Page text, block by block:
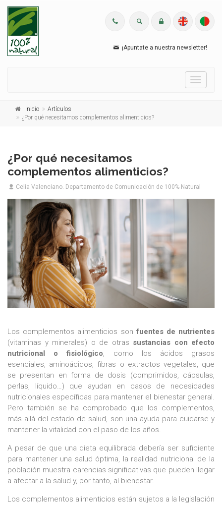
¡Apuntate a nuestra newsletter!
Menu
Inicio
Artículos
¿Por qué necesitamos complementos alimenticios?
¿Por qué necesitamos
complementos alimenticios?
Celia Valenciano. Departamento de Comunicación de 100% Natural
Los complementos alimenticios sonfuentes de nutrientes
(vitaminas y minerales) o de otras sustancias con efecto
nutricional o fisiológico, como los ácidos grasos
esenciales, aminoácidos, fibras o extractos vegetales, que
se presentan en forma de dosis (comprimidos, cápsulas,
perlas, líquido…) que ayudan en casos de necesidades
nutricionales específicas para mantener el bienestar general.
Pero también se ha comprobado que los complementos,
más allá del estado de salud, son una ayuda para cuidarse y
mantener la vitalidad con el paso de los años.
A pesar de que una dieta equilibrada debería ser suficiente
para mantener una salud óptima, la realidad nutricional de la
población muestra carencias significativas que pueden llegar
a afectar a la salud y, por tanto, al bienestar.
Los complementos alimenticios están sujetos a la legislación